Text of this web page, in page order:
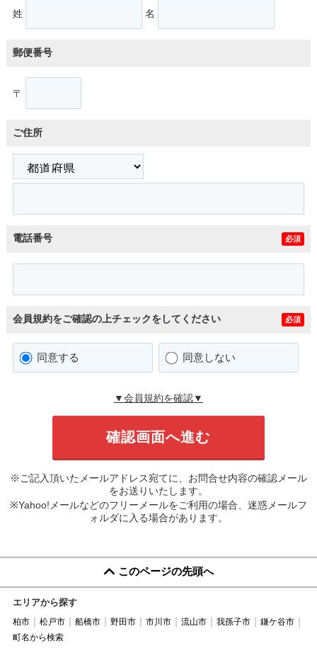
姓 名
郵便番号
〒
ご住所
電話番号 必須
会員規約をご確認の上チェックをしてください 必須
同意する 同意しない
▼会員規約を確認▼
※ご記入頂いたメールアドレス宛てに、お問合せ内容の確認メール
をお送りいたします。
※Yahoo!メールなどのフリーメールをご利用の場合、迷惑メールフ
ォルダに入る場合があります。
このページの先頭へ
エリアから探す
柏市 松戸市 船橋市 野田市 市川市 流山市 我孫子市
鎌ケ谷市
町名から検索